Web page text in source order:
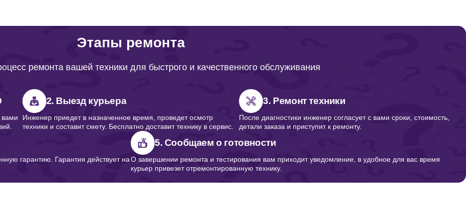
от 50 минут
от 50 минут
Этапы ремонта
ремонта вашей техники для быстрого и качественного обслуживания
вами
2. Выезд курьера
Инженер приедет в назначенное время, проведет осмотр
техники и составит смету. Бесплатно доставит технику в сервис.
3. Ремонт техники
После диагностики инженер согласует с вами сроки, стоимость,
детали заказа и приступит к ремонту.
гарантию. Гарантия действует на
5. Сообщаем о готовности
О завершении ремонта и тестирования вам приходит уведомление, в удобное для вас время
курьер привезет отремонтированную технику.